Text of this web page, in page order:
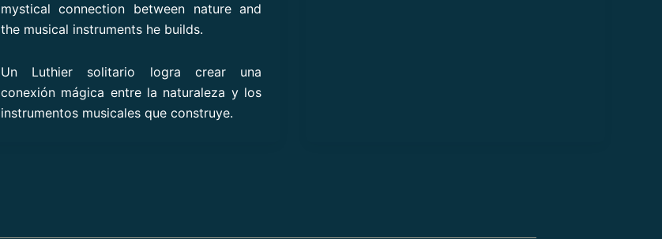
mystical connection between nature and
the musical instruments he builds.
Un Luthier solitario logra crear una
conexión mágica entre la naturaleza y los
instrumentos musicales que construye.